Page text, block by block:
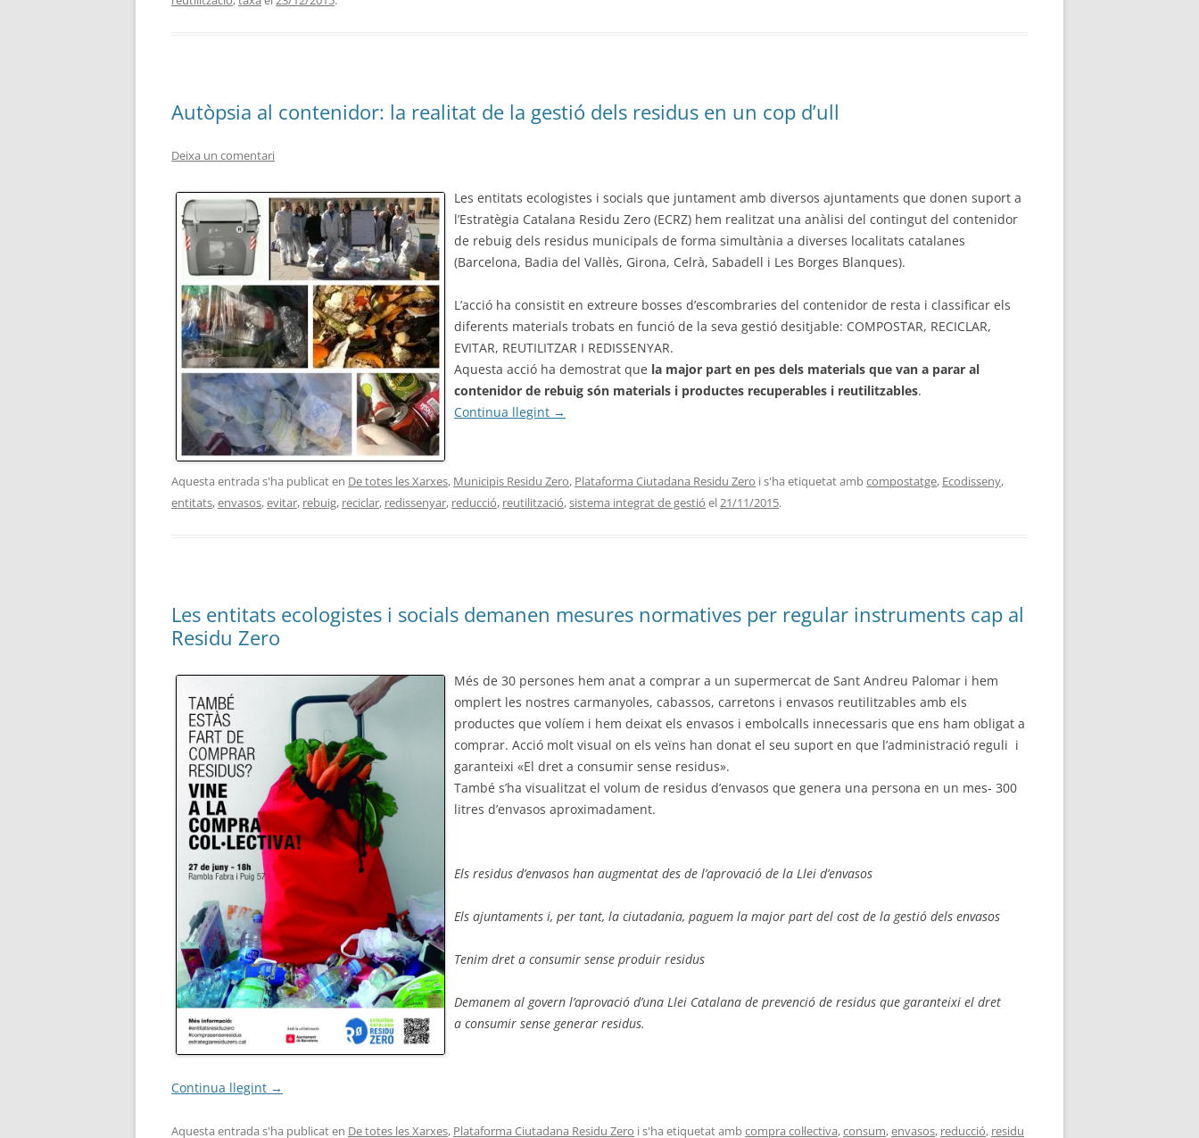
Autòpsia al contenidor: la realitat de la gestió dels residus en un cop d’ull
Deixa un comentari
Les entitats ecologistes i socials que juntament amb diversos ajuntaments que donen suport a
l’Estratègia Catalana Residu Zero (ECRZ) hem realitzat una anàlisi del contingut del contenidor
de rebuig dels residus municipals de forma simultània a diverses localitats catalanes
(Barcelona, Badia del Vallès, Girona, Celrà, Sabadell i Les Borges Blanques).
L’acció ha consistit en extreure bosses d’escombraries del contenidor de resta i classificar els
diferents materials trobats en funció de la seva gestió desitjable: COMPOSTAR, RECICLAR,
EVITAR, REUTILITZAR I REDISSENYAR.
Aquesta acció ha demostrat que la major part en pes dels materials que van a parar al
contenidor de rebuig són materials i productes recuperables i reutilitzables.
Continua llegint →
Aquesta entrada s'ha publicat en De totes les Xarxes, Municipis Residu Zero, Plataforma Ciutadana Residu Zero i s'ha etiquetat ambcompostatge, Ecodisseny,
entitats,envasos,evitar, rebuig, reciclar, redissenyar, reducció, reutilització,sistema integrat de gestió el21/11/2015.
Les entitats ecologistes i socials demanen mesures normatives per regular instruments cap al
Residu Zero
Més de 30 persones hem anat a comprar a un supermercat de Sant Andreu Palomar i hem
omplert les nostres carmanyoles, cabassos, carretons i envasos reutilitzables amb els
productes que volíem i hem deixat els envasos i embolcalls innecessaris que ens ham obligat a
comprar. Acció molt visual on els veïns han donat el seu suport en que l’administració reguli i
garanteixi «El dret a consumir sense residus».
També s’ha visualitzat el volum de residus d’envasos que genera una persona en un mes- 300
litres d’envasos aproximadament.
Els residus d’envasos han augmentat des de l’aprovació de la Llei d’envasos
Els ajuntaments i, per tant, la ciutadania, paguem la major part del cost de la gestió dels envasos
Tenim dret a consumir sense produir residus
Demanem al govern l’aprovació d’una Llei Catalana de prevenció de residus que garanteixi el dret
a consumir sense generar residus.
Continua llegint →
Aquesta entrada s'ha publicat en De totes les Xarxes, Plataforma Ciutadana Residu Zero i s'ha etiquetat ambcompra col·lectiva,consum,envasos, reducció, residu